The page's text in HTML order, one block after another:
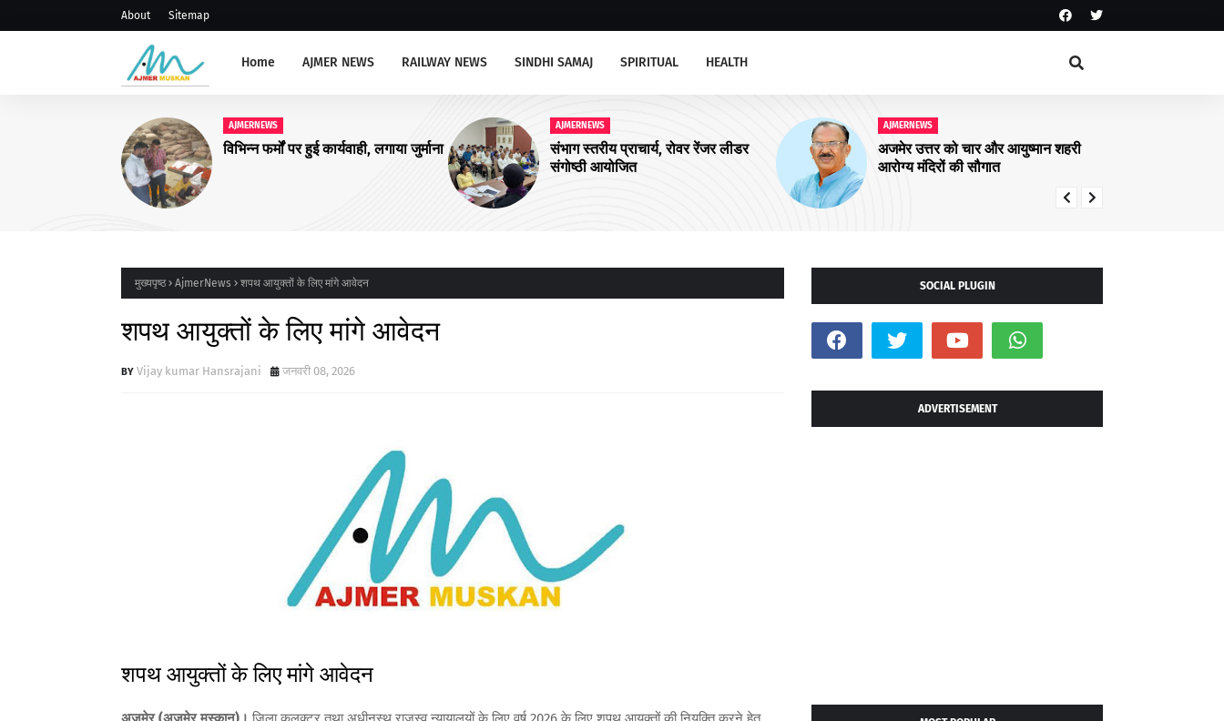
About Sitemap
Home AJMER NEWS RAILWAY NEWS SINDHI SAMAJ SPIRITUAL HEALTH
AJMERNEWS
संभाग स्तरीय प्राचार्य, रोवर रेंजर लीडर
AJMERNEWS
अजमेर उत्तर को चार और आयुष्मान शहरी
आरोग्य मंदिरों की सौगात
AJMERNEWS
आरयूआईडीपी के पांचवें चरण के कार्यों पर
संवाद कार्यक्रम सम्पन्न
मुख्यपृष्ठ AjmerNews शपथ आयुक्तों के लिए मांगे आवेदन
शपथ आयुक्तों के लिए मांगे आवेदन
Vijay kumar Hansrajani जनवरी 08, 2026
शपथ आयुक्तों के लिए मांगे आवेदन
SOCIAL PLUGIN
ADVERTISEMENT